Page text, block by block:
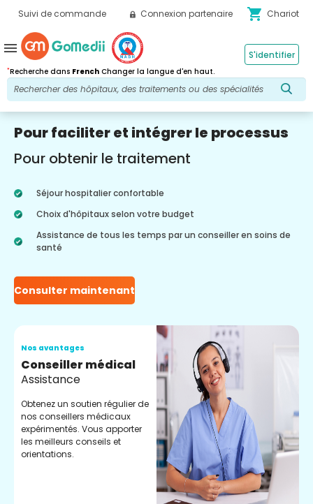
Suivi de commande Connexion partenaire shopping_cart Chariot
*Recherche dans French Changer la langue d'en haut.
S'identifier
menu
Pour faciliter et intégrer le processus
Pour obtenir le traitement
Séjour hospitalier confortable
Choix d'hôpitaux selon votre budget
Assistance de tous les temps par un conseiller en soins de
santé
Consulter maintenant
Nos avantages
Conseiller médical
Assistance
Obtenez un soutien régulier de
nos conseillers médicaux
expérimentés. Vous apporter
les meilleurs conseils et
orientations.